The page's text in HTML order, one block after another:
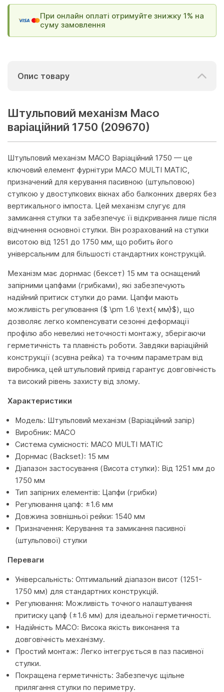
При онлайн оплаті отримуйте знижку 1% на
суму замовлення
Опис товару
Штульповий механізм Maco
варіаційний 1750 (209670)
Штульповий механізм MACO Варіаційний 1750 — це
ключовий елемент фурнітури MACO MULTI MATIC,
призначений для керування пасивною (штульповою)
стулкою у двостулкових вікнах або балконних дверях без
вертикального імпоста. Цей механізм слугує для
замикання стулки та забезпечує її відкривання лише після
відчинення основної стулки. Він розрахований на стулки
висотою від 1251 до 1750 мм, що робить його
універсальним для більшості стандартних конструкцій.
Механізм має дорнмас (бексет) 15 мм та оснащений
запірними цапфами (грибками), які забезпечують
надійний притиск стулки до рами. Цапфи мають
можливість регулювання ($ \pm 1.6 \text{ мм}$), що
дозволяє легко компенсувати сезонні деформації
профілю або невеликі неточності монтажу, зберігаючи
герметичність та плавність роботи. Завдяки варіаційній
конструкції (зсувна рейка) та точним параметрам від
виробника, цей штульповий привід гарантує довговічність
та високий рівень захисту від злому.
Характеристики
Модель: Штульповий механізм (Варіаційний запір)
Виробник: MACO
Система сумісності: MACO MULTI MATIC
Дорнмас (Backset): 15 мм
Діапазон застосування (Висота стулки): Від 1251 мм до
1750 мм
Тип запірних елементів: Цапфи (грибки)
Регулювання цапф: ±1.6 мм
Довжина зовнішньої рейки: 1540 мм
Призначення: Керування та замикання пасивної
(штульпової) стулки
Переваги
Універсальність: Оптимальний діапазон висот (1251-
1750 мм) для стандартних конструкцій.
Регулювання: Можливість точного налаштування
притиску цапф (±1.6 мм) для ідеальної герметичності.
Надійність MACO: Висока якість виконання та
довговічність механізму.
Простий монтаж: Легко інтегрується в паз пасивної
стулки.
Покращена герметичність: Забезпечує щільне
прилягання стулки по периметру.